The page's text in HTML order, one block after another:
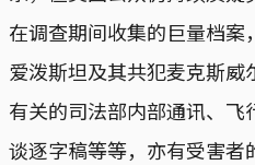
在调查期间收集的巨量档案
爱泼斯坦及其共犯麦克斯威
有关的司法部内部通讯、
谈逐字稿等等，亦有受害